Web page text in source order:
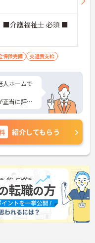
■介護福祉士 必須 ■
保険完備 交通費支給
人ホームで
正当に評価
嬉しいポ
えしますの
紹介してもらう